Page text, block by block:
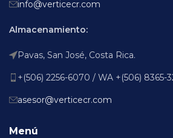
info@verticecr.com
Almacenamiento:
Pavas, San José, Costa Rica.
+(506) 2256-6070 / WA +(506) 8365-
asesor@verticecr.com
Menú